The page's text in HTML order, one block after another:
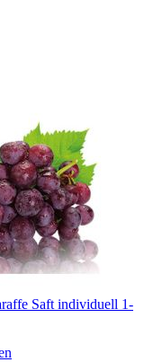
Saft individuell 1-